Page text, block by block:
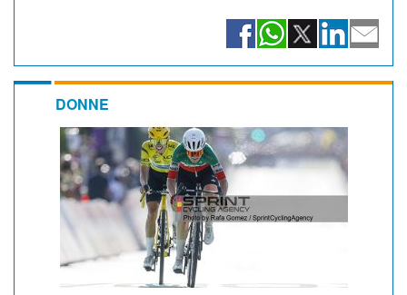
DONNE